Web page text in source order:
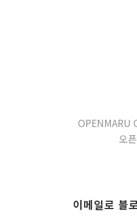
오
이메일로 블